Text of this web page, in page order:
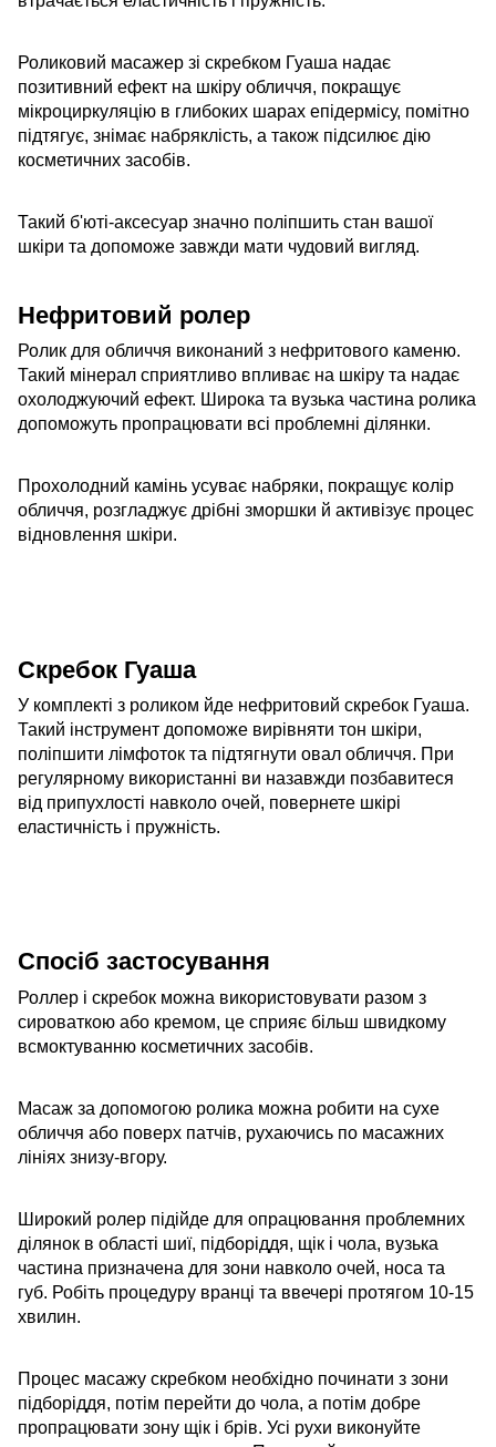
Роликовий масажер зі скребком Гуаша надає
позитивний ефект на шкіру обличчя, покращує
мікроциркуляцію в глибоких шарах епідермісу, помітно
підтягує, знімає набряклість, а також підсилює дію
косметичних засобів.
Такий б'юті-аксесуар значно поліпшить стан вашої
шкіри та допоможе завжди мати чудовий вигляд.
Нефритовий ролер
Ролик для обличчя виконаний з нефритового каменю.
Такий мінерал сприятливо впливає на шкіру та надає
охолоджуючий ефект. Широка та вузька частина ролика
допоможуть пропрацювати всі проблемні ділянки.
Прохолодний камінь усуває набряки, покращує колір
обличчя, розгладжує дрібні зморшки й активізує процес
відновлення шкіри.
Скребок Гуаша
У комплекті з роликом йде нефритовий скребок Гуаша.
Такий інструмент допоможе вирівняти тон шкіри,
поліпшити лімфоток та підтягнути овал обличчя. При
регулярному використанні ви назавжди позбавитеся
від припухлості навколо очей, повернете шкірі
еластичність і пружність.
Спосіб застосування
Роллер і скребок можна використовувати разом з
сироваткою або кремом, це сприяє більш швидкому
всмоктуванню косметичних засобів.
Масаж за допомогою ролика можна робити на сухе
обличчя або поверх патчів, рухаючись по масажних
лініях знизу-вгору.
Широкий ролер підійде для опрацювання проблемних
ділянок в області шиї, підборіддя, щік і чола, вузька
частина призначена для зони навколо очей, носа та
губ. Робіть процедуру вранці та ввечері протягом 10-15
хвилин.
Процес масажу скребком необхідно починати з зони
підборіддя, потім перейти до чола, а потім добре
пропрацювати зону щік і брів. Усі рухи виконуйте